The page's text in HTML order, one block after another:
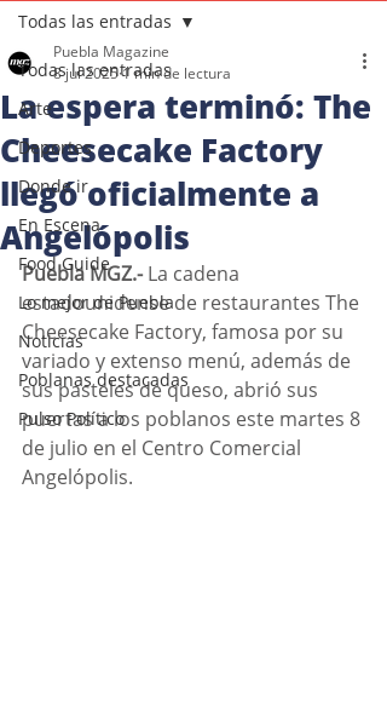
Todas las entradas
Arte
Deportes
Donde ir
En Escena
Food Guide
Lo mejor de Puebla
Noticias
Poblanas destacadas
Pulso Político
Todas las entradas
La espera terminó: The
Cheesecake Factory
llegó oficialmente a
Angelópolis
Puebla Magazine
8 jul 20251 min de lectura
Puebla MGZ.- La cadena
estadounidense de restaurantes The
Cheesecake Factory, famosa por su
variado y extenso menú, además de
sus pasteles de queso, abrió sus
puertas a los poblanos este martes 8
de julio en el Centro Comercial
Angelópolis.